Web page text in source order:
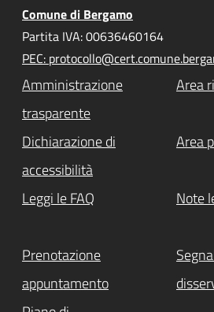
Comune di Bergamo
Partita IVA: 00636460164
PEC:
Amministrazione
trasparente
Area
Dichiarazione di
accessibilità
Area
Leggi le FAQ Note
Prenotazione
appuntamento